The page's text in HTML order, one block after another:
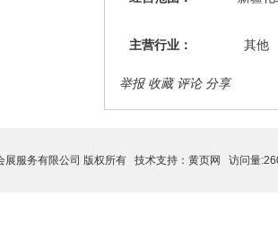
主营行业： 其他
举报 收藏评论 分享
服务有限公司 版权所有 技术支持： 黄页网 访问量